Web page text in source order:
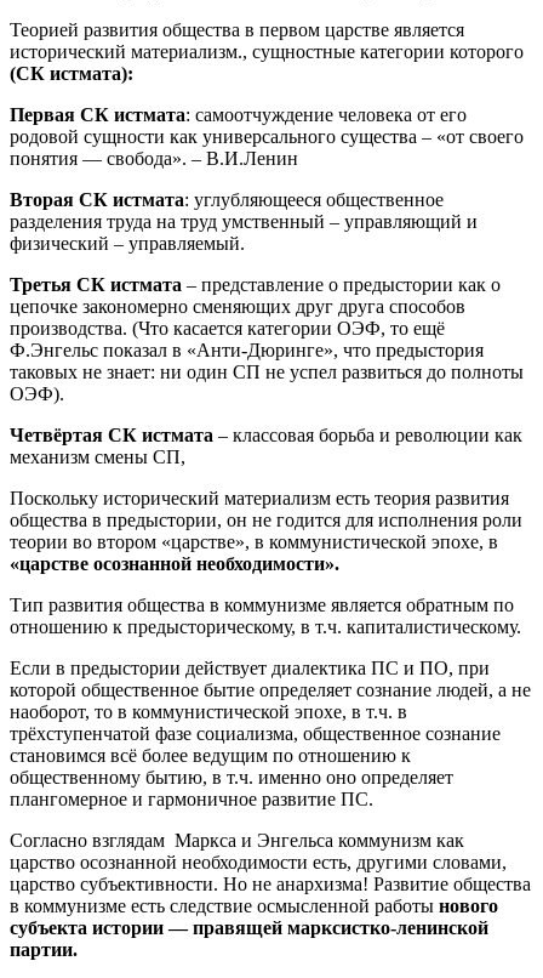
Теорией развития общества в первом царстве является
исторический материализм., сущностные категории которого
(СК истмата):
Первая СК истмата: самоотчуждение человека от его
родовой сущности как универсального существа – «от своего
понятия — свобода». – В.И.Ленин
Вторая СК истмата: углубляющееся общественное
разделения труда на труд умственный – управляющий и
физический – управляемый.
Третья СК истмата – представление о предыстории как о
цепочке закономерно сменяющих друг друга способов
производства. (Что касается категории ОЭФ, то ещё
Ф.Энгельс показал в «Анти-Дюринге», что предыстория
таковых не знает: ни один СП не успел развиться до полноты
ОЭФ).
Четвёртая СК истмата – классовая борьба и революции как
механизм смены СП,
Поскольку исторический материализм есть теория развития
общества в предыстории, он не годится для исполнения роли
теории во втором «царстве», в коммунистической эпохе, в
«царстве осознанной необходимости».
Тип развития общества в коммунизме является обратным по
отношению к предысторическому, в т.ч. капиталистическому.
Если в предыстории действует диалектика ПС и ПО, при
которой общественное бытие определяет сознание людей, а не
наоборот, то в коммунистической эпохе, в т.ч. в
трёхступенчатой фазе социализма, общественное сознание
становимся всё более ведущим по отношению к
общественному бытию, в т.ч. именно оно определяет
плангомерное и гармоничное развитие ПС.
Согласно взглядам Маркса и Энгельса коммунизм как
царство осознанной необходимости есть, другими словами,
царство субъективности. Но не анархизма! Развитие общества
в коммунизме есть следствие осмысленной работы нового
субъекта истории — правящей марксистко-ленинской
партии.